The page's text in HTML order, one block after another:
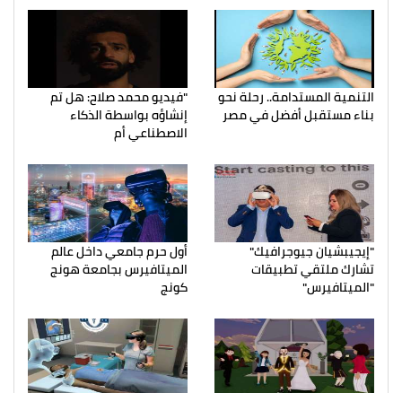
التنمية المستدامة.. رحلة نحو
بناء مستقبل أفضل في مصر
"فيديو محمد صلاح: هل تم
إنشاؤه بواسطة الذكاء
الاصطناعي أم
"إيجيبشيان جيوجرافيك"
تشارك ملتقي تطبيقات
"الميتافيرس"
أول حرم جامعي داخل عالم
الميتافيرس بجامعة هونج
كونج